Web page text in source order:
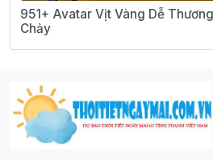
951+ Avatar Vịt Vàng Dễ
Chảy